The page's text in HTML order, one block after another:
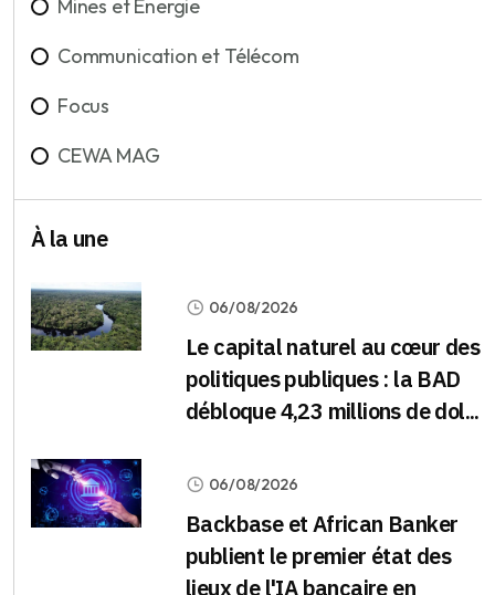
Mines et Energie
Communication et Télécom
Focus
CEWA MAG
À la une
06/08/2026
Le capital naturel au cœur des
politiques publiques : la BAD
débloque 4,23 millions de dol...
06/08/2026
Backbase et African Banker
publient le premier état des
lieux de l'IA bancaire en